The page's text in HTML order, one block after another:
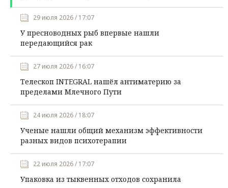
29 июля 2026 / 17:07
У пресноводных рыб впервые нашли
передающийся рак
27 июля 2026 / 16:07
Телескоп INTEGRAL нашёл антиматерию за
пределами Млечного Пути
24 июля 2026 / 18:07
Ученые нашли общий механизм эффективности
разных видов психотерапии
22 июля 2026 / 17:07
Упаковка из тыквенных отходов сохранила